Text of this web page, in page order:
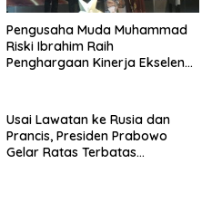
Pengusaha Muda Muhammad
Riski Ibrahim Raih
Penghargaan Kinerja Ekselen
Usai Lawatan ke Rusia dan
Prancis, Presiden Prabowo
Gelar Ratas Terbatas